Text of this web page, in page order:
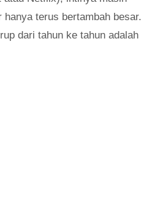
hanya terus bertambah besar.
dari tahun ke tahun adalah